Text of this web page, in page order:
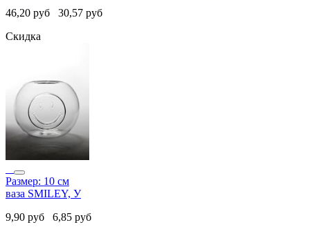
46,20 руб 30,57 руб
Скидка
Размер: 10 см
ваза SMILEY, У
9,90 руб 6,85 руб